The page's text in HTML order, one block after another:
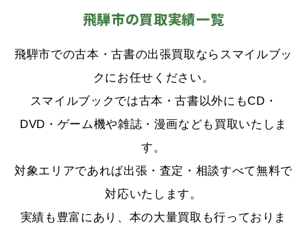
飛騨市の買取実績一覧
飛騨市での古本・古書の出張買取ならスマイルブッ
クにお任せください。
スマイルブックでは古本・古書以外にもCD・
DVD・ゲーム機や雑誌・漫画なども買取いたしま
す。
対象エリアであれば出張・査定・相談すべて無料で
対応いたします。
実績も豊富にあり、本の大量買取も行っておりま